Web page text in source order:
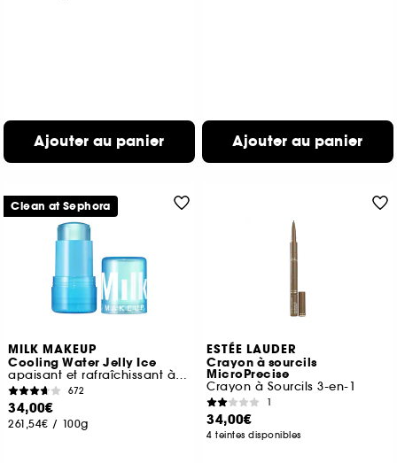
Ajouter au panier Ajouter au panier
MILK MAKEUP
Cooling Water Jelly Ice
apaisant et rafraîchissant à la niacinamide
672
34,00€
261,54€ / 100g
Clean at Sephora
ESTÉE LAUDER
Crayon à sourcils
MicroPrecise
Crayon à Sourcils 3-en-1
1
34,00€
4 teintes disponibles